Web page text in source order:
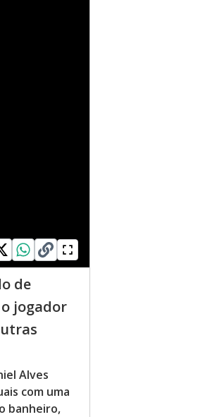
de
jogador
Alves
com uma
banheiro,